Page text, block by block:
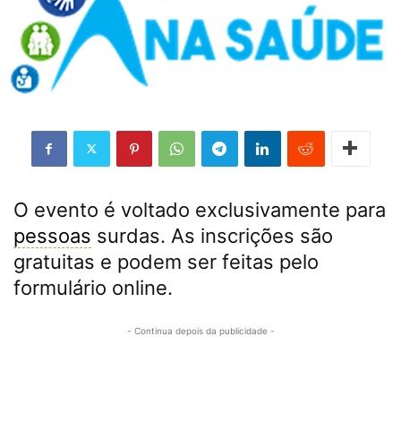
O evento é voltado exclusivamente para
pessoas surdas. As inscrições são
gratuitas e podem ser feitas pelo
formulário online.
- Continua depois da publicidade -